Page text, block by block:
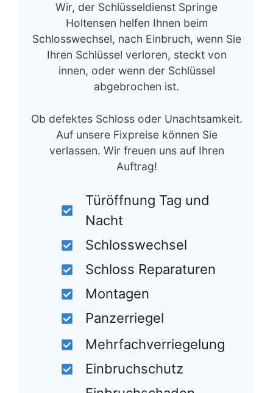
Wir, der Schlüsseldienst Springe
Holtensen helfen Ihnen beim
Schlosswechsel, nach Einbruch, wenn Sie
Ihren Schlüssel verloren, steckt von
innen, oder wenn der Schlüssel
abgebrochen ist.
Ob defektes Schloss oder Unachtsamkeit.
Auf unsere Fixpreise können Sie
verlassen. Wir freuen uns auf Ihren
Auftrag!
Türöffnung Tag und
Nacht
Schlosswechsel
Schloss Reparaturen
Montagen
Panzerriegel
Mehrfachverriegelung
Einbruchschutz